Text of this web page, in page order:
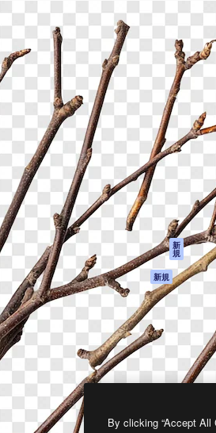
導くためのプラ
、企業、代理
上が利用して
製品
Spaces
AI アシスタント
AI 画像生成ツール
AI 動画生成ツール
AI 音声合成ツール
ストックコンテン
ツ
Claude/ChatGPT
向けMCP
新
規
エージェント 新規
API
モバイルアプリ
すべてのMagnificツ
ール
S.L.U.無断複写・転載を禁じます
By clicking “Accept